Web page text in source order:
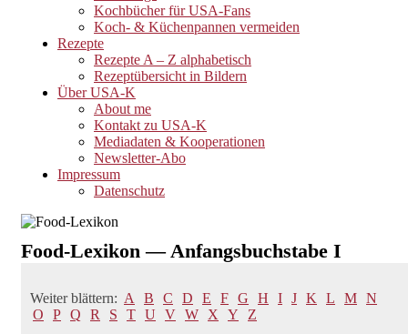
Kochbücher für USA-Fans
Koch- & Küchenpannen vermeiden
Rezepte
Rezepte A – Z alphabetisch
Rezeptübersicht in Bildern
Über USA-K
About me
Kontakt zu USA-K
Mediadaten & Kooperationen
Newsletter-Abo
Impressum
Datenschutz
Food-Lexikon — Anfangsbuchstabe I
Weiter blättern: A B C D E F G H I J K L M N
O
P Q R S T U V W X Y Z